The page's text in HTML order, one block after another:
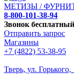
МЕТИЗЫ /
8-800-101-38-94
Звонок бесплатный
Отправить запрос
Магазины
+7 (4822) 53-38-95
Тверь, ул. Горького,